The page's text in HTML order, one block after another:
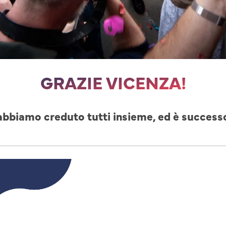
GRAZIE VICENZA!
creduto tutti insieme, ed è